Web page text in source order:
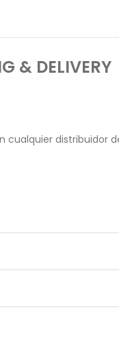
& DELIVERY
distribuidor de